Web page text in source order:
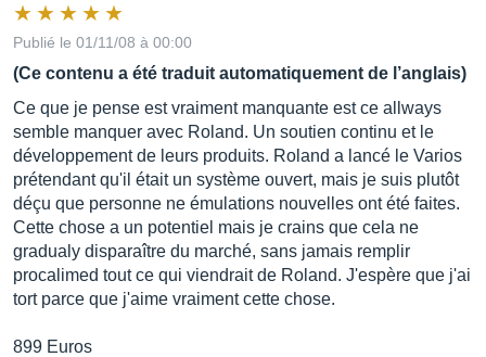
Publié le 01/11/08 à 00:00
(Ce contenu a été traduit automatiquement de l’anglais)
Ce que je pense est vraiment manquante est ce allways
semble manquer avec Roland. Un soutien continu et le
développement de leurs produits. Roland a lancé le Varios
prétendant qu'il était un système ouvert, mais je suis plutôt
déçu que personne ne émulations nouvelles ont été faites.
Cette chose a un potentiel mais je crains que cela ne
gradualy disparaître du marché, sans jamais remplir
procalimed tout ce qui viendrait de Roland. J'espère que j'ai
tort parce que j'aime vraiment cette chose.
899 Euros